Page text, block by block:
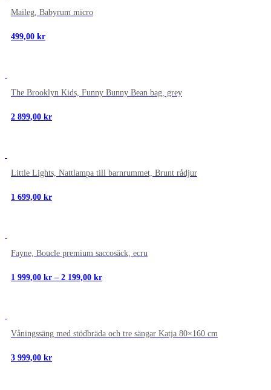
Maileg, Babyrum micro
499,00 kr
The Brooklyn Kids, Funny Bunny Bean bag, grey
2 899,00 kr
Little Lights, Nattlampa till barnrummet, Brunt rådjur
1 699,00 kr
Fayne, Boucle premium saccosäck, ecru
1 999,00 kr – 2 199,00 krPrisintervall:
Våningssäng med stödbräda och tre sängar Katja 80×160 cm
3 999,00 kr